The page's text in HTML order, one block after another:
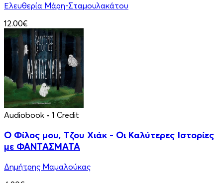
Ελευθερία Μάρη-Σταμουλακάτου
12.00€
Audiobook • 1 Credit
Ο Φίλος μου, Τζου Χιάκ - Οι Καλύτερες Ιστορίες
με ΦΑΝΤΑΣΜΑΤΑ
Δημήτρης Μαμαλούκας